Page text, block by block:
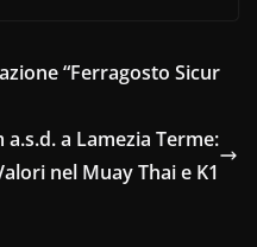
“Ferragosto Sicur
a.s.d. a Lamezia Terme:
nel Muay Thai e K1